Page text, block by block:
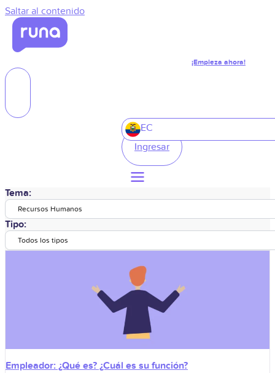
Saltar al contenido
¡Empieza ahora!
EC
Ingresar
Tema:
Recursos Humanos
Tipo:
Todos los tipos
Empleador: ¿Qué es? ¿Cuál es su función?